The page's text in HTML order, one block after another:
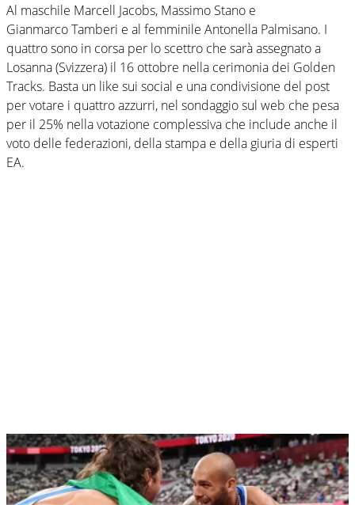
Al maschile Marcell Jacobs, Massimo Stano e
Gianmarco Tamberi e al femminile Antonella Palmisano. I
quattro sono in corsa per lo scettro che sarà assegnato a
Losanna (Svizzera) il 16 ottobre nella cerimonia dei Golden
Tracks. Basta un like sui social e una condivisione del post
per votare i quattro azzurri, nel sondaggio sul web che pesa
per il 25% nella votazione complessiva che include anche il
voto delle federazioni, della stampa e della giuria di esperti
EA.